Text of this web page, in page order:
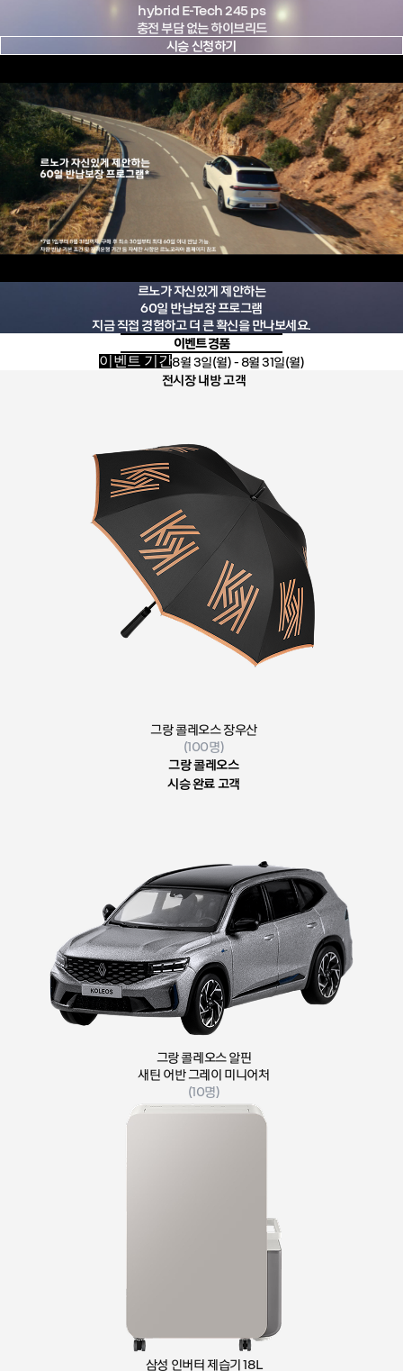
hybrid E-Tech 245 ps
충전 부담 없는 하이브리드
시승 신청하기
르노가 자신있게 제안하는
60일 반납보장 프로그램
지금 직접 경험하고 더 큰 확신을 만나보세요.
이벤트 경품
이벤트 기간8월 3일(월) - 8월 31일(월)
전시장내방 고객
그랑 콜레오스장우산
(100명)
그랑 콜레오스
시승 완료 고객
그랑 콜레오스 알핀
새틴 어반 그레이 미니어처
(10명)
삼성 인버터 제습기18L